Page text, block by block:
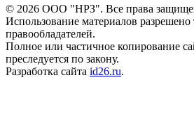
© 2026 ООО "НРЗ". Все права
Использование материалов разрешено
правообладателей.
Полное или частичное копирование
преследуется по закону.
Разработка сайта id26.ru.